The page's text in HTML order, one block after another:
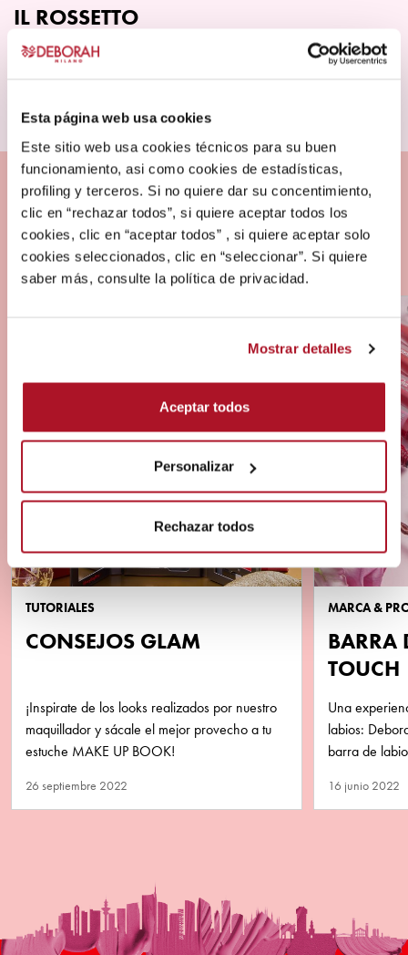
Esta página web usa cookies
Este sitio web usa cookies técnicos para su buen
funcionamiento, asi como cookies de estadísticas,
profiling y terceros. Si no quiere dar su concentimiento,
clic en “rechazar todos”, si quiere aceptar todos los
cookies, clic en “aceptar todos” , si quiere aceptar solo
cookies seleccionados, clic en “seleccionar”. Si quiere
saber más, consulte la política de privacidad.
Mostrar detalles
Aceptar todos
Personalizar
Rechazar todos
página
de
producto
IL ROSSETTO
Descubrir más
tiene
múltiples
variantes.
Las
opciones
se
pueden
elegir
producto
TUTORIALES
CONSEJOS GLAM
¡Inspirate de los looks realizados por nuestro
maquillador y sácale el mejor provecho a tu
estuche MAKE UP BOOK!
26 septiembre 2022
MARCA &
BARRA
TOUCH
Una
labios:
barra de
16 junio 2022